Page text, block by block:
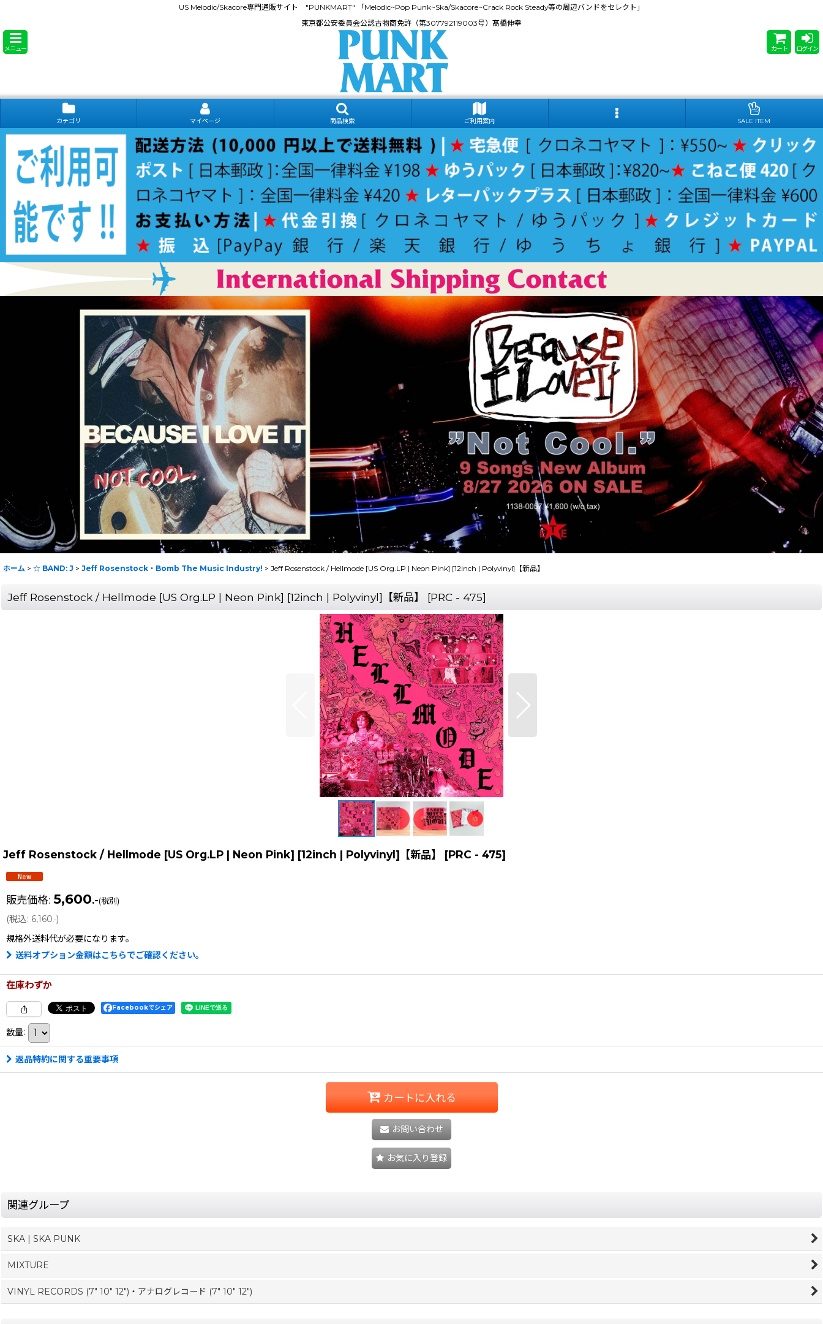
US Melodic/Skacore専門通販サイト "PUNKMART" 「Melodic~Pop Punk~Ska/Skacore~Crack Rock Steady等の周辺バンドをセレクト」
東京都公安委員会公認古物商免許（第307792119003号）髙橋伸幸
メニュー カート ログイン
カテゴリ マイページ 商品検索 ご利用案内 SALE ITEM
ホーム > ☆ BAND: J > Jeff Rosenstock・Bomb The Music Industry! > Jeff Rosenstock / Hellmode [US Org.LP | Neon Pink] [12inch | Polyvinyl]【新品】
Jeff Rosenstock / Hellmode [US Org.LP | Neon Pink] [12inch | Polyvinyl]【新品】 [PRC - 475]
Jeff Rosenstock / Hellmode [US Org.LP | Neon Pink] [12inch | Polyvinyl]【新品】 [PRC - 475]
販売価格: 5,600.-(税別)
(税込: 6,160.-)
規格外送料代が必要になります。
送料オプション金額はこちらでご確認ください。
在庫わずか
Facebookでシェア
数量:
返品特約に関する重要事項
カートに入れる
お問い合わせ
お気に入り登録
関連グループ
SKA | SKA PUNK
MIXTURE
VINYL RECORDS (7" 10" 12")・アナログレコード (7" 10" 12")